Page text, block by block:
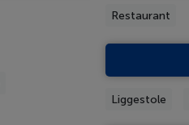
Restaurant
Liggestole